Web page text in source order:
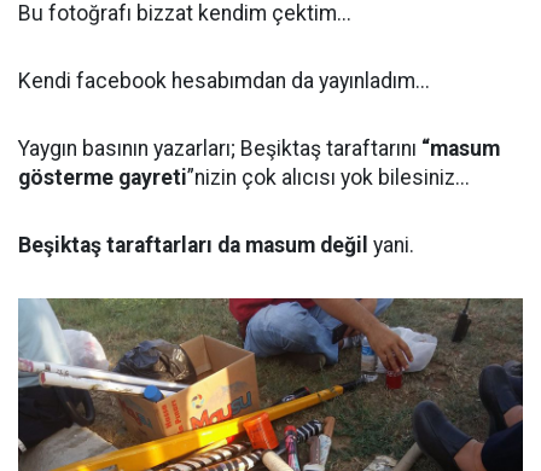
Bu fotoğrafı bizzat kendim çektim...
Kendi facebook hesabımdan da yayınladım...
Yaygın basının yazarları; Beşiktaş taraftarını “masum
gösterme gayreti”nizin çok alıcısı yok bilesiniz...
Beşiktaş taraftarları da masum değil yani.